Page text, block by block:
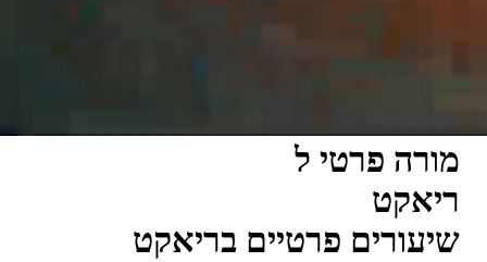
מורה פרטי ל
ריאקט
שיעורים פרטיים בריאקט